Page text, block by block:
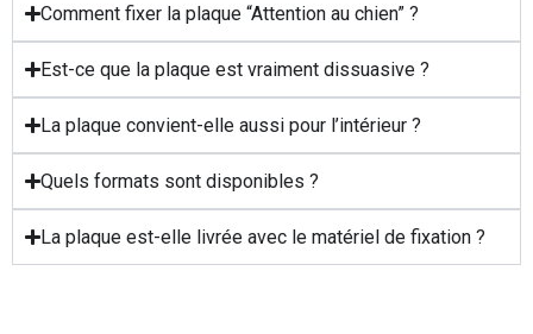
Comment fixer la plaque “Attention au chien” ?
Est-ce que la plaque est vraiment dissuasive ?
La plaque convient-elle aussi pour l’intérieur ?
Quels formats sont disponibles ?
La plaque est-elle livrée avec le matériel de fixation ?